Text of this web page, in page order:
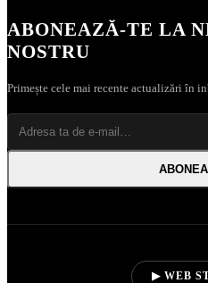
ABONEAZĂ‑TE LA
NOSTRU
Primește cele mai recente actualizări în
▶ WEB